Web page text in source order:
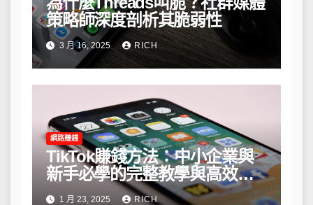
策略師深度剖析其脆弱性
3 月 16, 2025 RICH
網路賺錢
TikTok賺錢方法：中小企業與
新手必學的完整教學與高效策
略1 月 23, 2025 RICH